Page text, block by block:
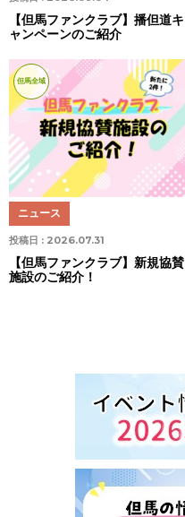
【但馬ファンクラブ】播但道キ
ャンペーンのご紹介
但馬全域
投稿日 : 2026.07.31
ニュース
【但馬ファンクラブ】新規協賛
施設のご紹介！